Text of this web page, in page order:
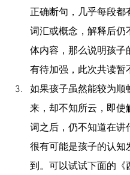
正确断句，几乎每段都
词汇或概念，解释后仍
体内容，那么说明孩子
有待加强，此次共读暂
如果孩子虽然能较为顺
来，却不知所云，即使
词之后，仍不知道在讲
很有可能是孩子的认知
到。可以试试下面的《